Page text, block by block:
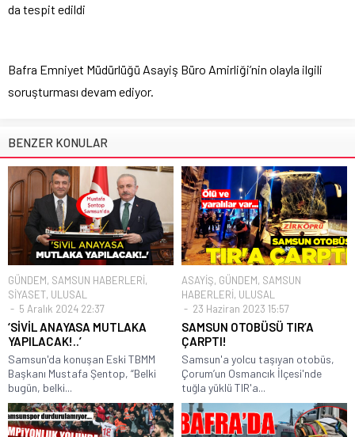
da tespit edildi
Bafra Emniyet Müdürlüğü Asayiş Büro Amirliği’nin olayla ilgili
soruşturması devam ediyor.
BENZER KONULAR
GÜNDEM, SAMSUN HABERLERİ,
SİYASET, ULUSAL
5 Aralık 2024 22:37
‘SİVİL ANAYASA MUTLAKA
YAPILACAK!..’
Samsun'da konuşan Eski TBMM
Başkanı Mustafa Şentop, “Belki
bugün, belki...
ASAYİŞ, GÜNDEM, SAMSUN
HABERLERİ, ULUSAL
23 Haziran 2023 15:57
SAMSUN OTOBÜSÜ TIR’A
ÇARPTI!
Samsun'a yolcu taşıyan otobüs,
Çorum’un Osmancık İlçesi'nde
tuğla yüklü TIR'a...